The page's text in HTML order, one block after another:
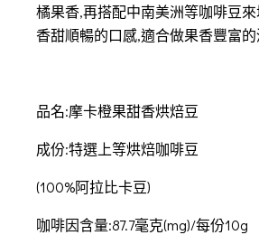
橘果香,再搭配中南美洲等咖啡豆
香甜順暢的口感,適合做果香豐富的
品名:摩卡橙果甜香烘焙豆
成份:特選上等烘焙咖啡豆
(100%阿拉比卡豆)
咖啡因含量:87.7毫克(mg)/每份10g